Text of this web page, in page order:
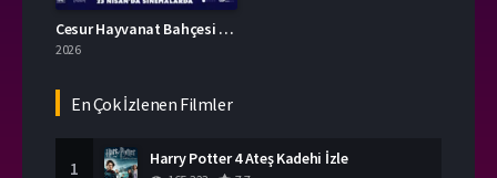
Cesur Hayvanat Bahçesi Sakinleri Full İzle
2026
En Çok İzlenen Filmler
1 Harry Potter 4 Ateş Kadehi İzle